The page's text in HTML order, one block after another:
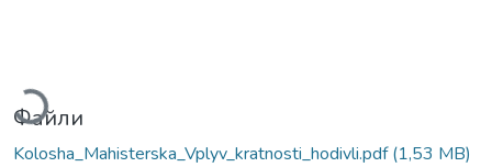
Файли
Kolosha_Mahisterska_Vplyv_kratnosti_hodivli.pdf(1,53 MB)